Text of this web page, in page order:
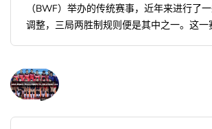
（BWF）举办的传统赛事，近年来进行了
调整，三局两胜制规则便是其中之一。这一